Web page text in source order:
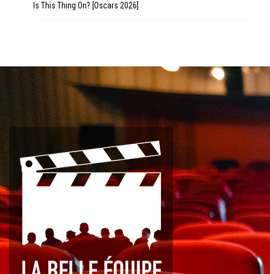
Is This Thing On? [Oscars 2026]